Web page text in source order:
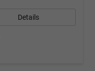
Details